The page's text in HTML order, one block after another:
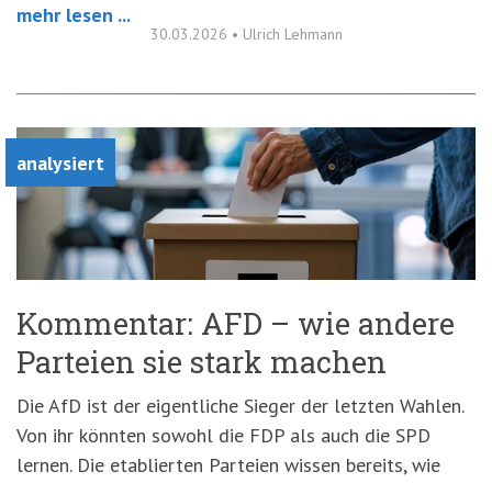
mehr lesen ...
30.03.2026 • Ulrich Lehmann
analysiert
Kommentar: AFD – wie andere
Parteien sie stark machen
Die AfD ist der eigentliche Sieger der letzten Wahlen.
Von ihr könnten sowohl die FDP als auch die SPD
lernen. Die etablierten Parteien wissen bereits, wie